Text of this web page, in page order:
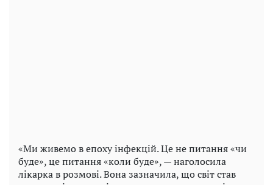
«Ми живемо в епоху інфекцій. Це не питання «чи
буде», це питання «коли буде», — наголосила
лікарка в розмові. Вона зазначила, що світ став